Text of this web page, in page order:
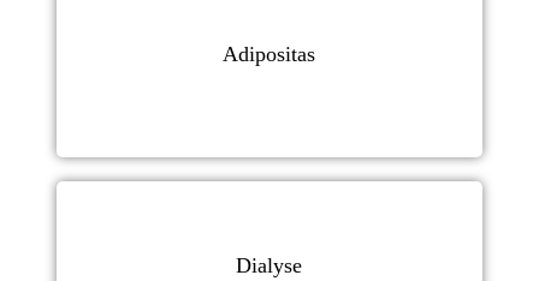
Adipositas
Dialyse